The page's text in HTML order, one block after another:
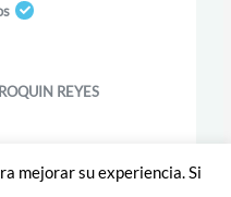
REYES
mejorar su experiencia. Si